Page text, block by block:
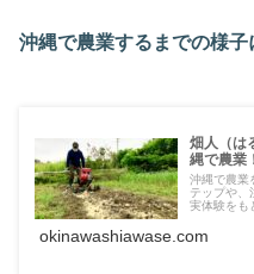
沖縄で農業するまでの様子
畑人（は
縄で農業！
沖縄で農業
テップや、
実体験をも
okinawashiawase.com